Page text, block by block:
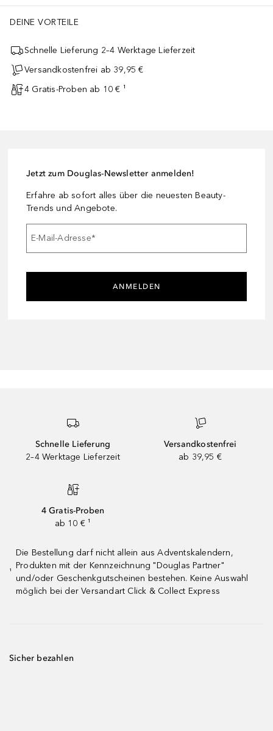
DEINE VORTEILE
Schnelle Lieferung 2–4 Werktage Lieferzeit
Versandkostenfrei ab 39,95 €
4 Gratis-Proben ab 10 € ¹
Jetzt zum Douglas-Newsletter anmelden!
Erfahre ab sofort alles über die neuesten Beauty-
Trends und Angebote.
E-Mail-Adresse*
ANMELDEN
Schnelle Lieferung
2–4 Werktage Lieferzeit
Versandkostenfrei
ab 39,95 €
4 Gratis-Proben
ab 10 € ¹
¹
Die Bestellung darf nicht allein aus Adventskalendern,
Produkten mit der Kennzeichnung "Douglas Partner"
und/oder Geschenkgutscheinen bestehen. Keine Auswahl
möglich bei der Versandart Click & Collect Express
Sicher bezahlen